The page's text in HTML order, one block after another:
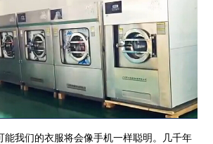
能我们的衣服将会像手机一样聪明。几千年